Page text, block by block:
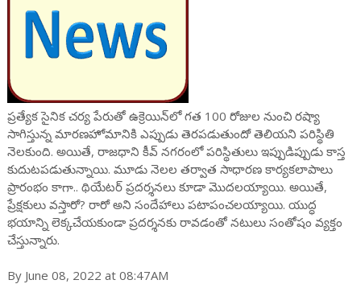
ప్రత్యేక సైనిక చర్య పేరుతో ఉక్రెయిన్‌లో గత 100 రోజుల నుంచి రష్యా
సాగిస్తున్న మారణహోమానికి ఎప్పుడు తెరపడుతుందో తెలియని పరిస్థితి
నెలకుంది. అయితే, రాజధాని కీవ్ నగరంలో పరిస్థితులు ఇప్పుడిప్పుడు కాస్త
కుదుటపడుతున్నాయి. మూడు నెలల తర్వాత సాధారణ కార్యకలాపాలు
ప్రారంభం కాగా.. థియేటర్ ప్రదర్శనలు కూడా మొదలయ్యాయి. అయితే,
ప్రేక్షకులు వస్తారో? రారో అని సందేహాలు పటాపంచలయ్యాయి. యుద్ధ
భయాన్ని లెక్కచేయకుండా ప్రదర్శనకు రావడంతో నటులు సంతోషం వ్యక్తం
చేస్తున్నారు.
By June 08, 2022 at 08:47AM